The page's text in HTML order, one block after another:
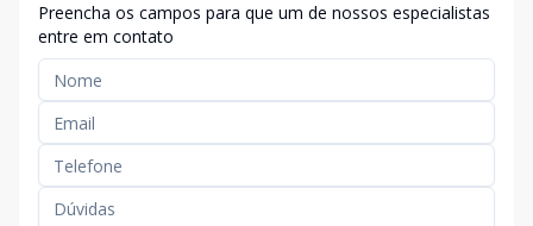
Preencha os campos para que um de nossos especialistas
entre em contato